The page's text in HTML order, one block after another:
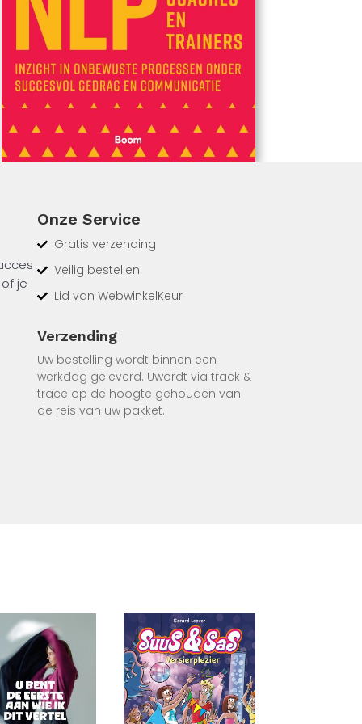
je
je
Onze Service
Gratis verzending
Veilig bestellen
Lid van WebwinkelKeur
Verzending
Uw bestelling wordt binnen een
werkdag geleverd. Uwordt via track &
trace op de hoogte gehouden van
de reis van uw pakket.